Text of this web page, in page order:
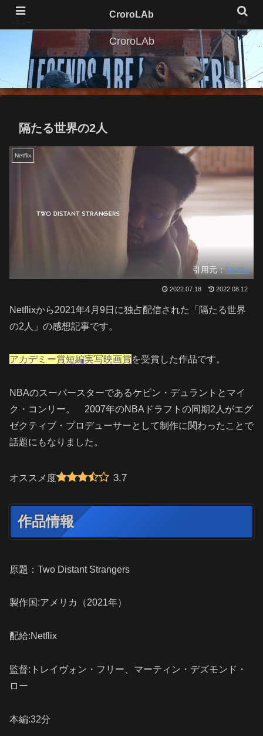
CroroLAb
隔たる世界の2人
Netflix
引用元：Netflix
2022.07.18 2022.08.12
Netflixから2021年4月9日に独占配信された「隔たる世界
の2人」の感想記事です。
アカデミー賞短編実写映画賞を受賞した作品です。
NBAのスーパースターであるケビン・デュラントとマイ
ク・コンリー。 2007年のNBAドラフトの同期2人がエグ
ゼクティブ・プロデューサーとして制作に関わったことで
話題にもなりました。
オススメ度 3.7
作品情報
原題：Two Distant Strangers
製作国:アメリカ（2021年）
配給:Netflix
監督: トレイヴォン・フリー、 マーティン・デズモンド・
ロー
本編:32分
CroroLAb